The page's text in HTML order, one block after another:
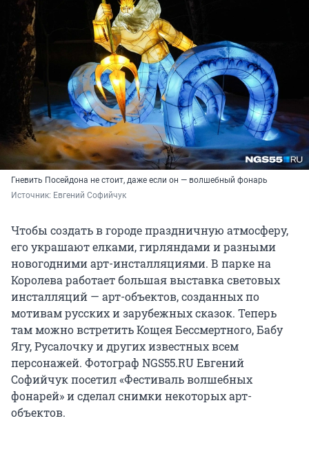
Гневить Посейдона не стоит, даже если он — волшебный фонарь
Источник: Евгений Софийчук
Чтобы создать в городе праздничную атмосферу,
его украшают елками, гирляндами и разными
новогодними арт-инсталляциями. В парке на
Королева работает большая выставка световых
инсталляций — арт-объектов, созданных по
мотивам русских и зарубежных сказок. Теперь
там можно встретить Кощея Бессмертного, Бабу
Ягу, Русалочку и других известных всем
персонажей. Фотограф NGS55.RU Евгений
Софийчук посетил «Фестиваль волшебных
фонарей» и сделал снимки некоторых арт-
объектов.